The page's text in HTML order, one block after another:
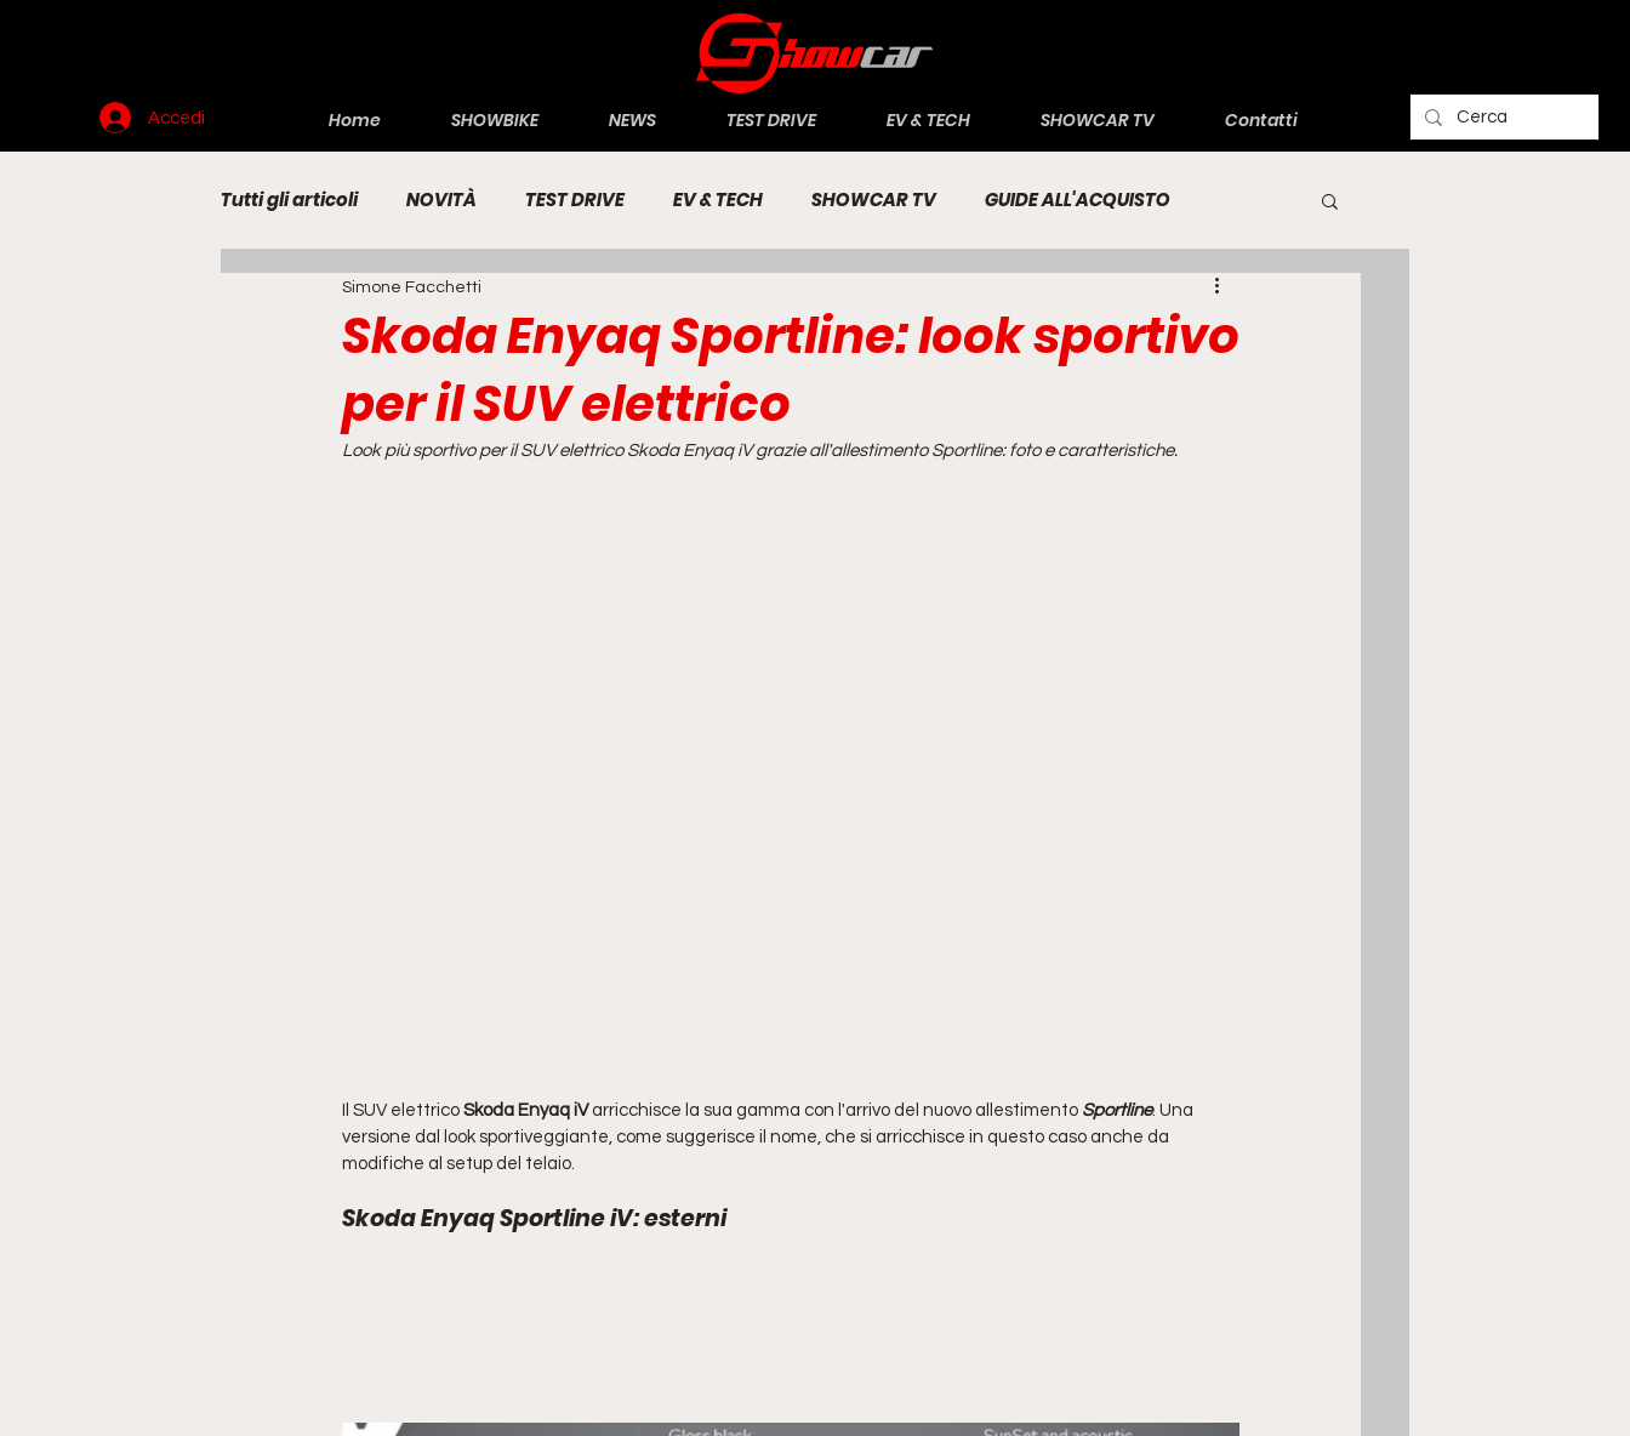
Accedi Home SHOWBIKE NEWS TEST DRIVE EV & TECH SHOWCAR TV Contatti
Tutti gli articoli NOVITÀ TEST DRIVE EV & TECH SHOWCAR TV GUIDE ALL'ACQUISTO
RENDERING MOTO
Skoda Enyaq Sportline: look sportivo
per il SUV elettrico
Simone Facchetti
Look più sportivo per il SUV elettrico Skoda Enyaq iV grazie all'allestimento Sportline: foto e caratteristiche.
Il SUV elettrico Skoda Enyaq iV arricchisce la sua gamma con l'arrivo del nuovo allestimento Sportline. Una
versione dal look sportiveggiante, come suggerisce il nome, che si arricchisce in questo caso anche da
modifiche al setup del telaio.
Skoda Enyaq Sportline iV: esterni